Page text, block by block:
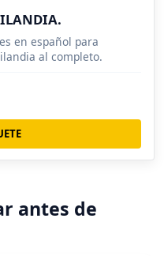
en español para
al completo.
antes de